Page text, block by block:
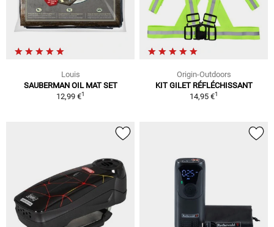
Louis
SAUBERMAN OIL MAT SET
12,99 €1
Origin-Outdoors
KIT GILET RÉFLÉCHISSANT
14,95 €1